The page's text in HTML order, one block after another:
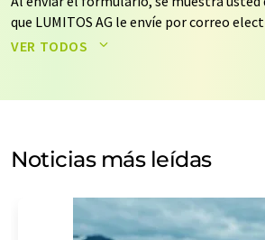
que LUMITOS AG le envíe por correo
boletín o boletines seleccionados
de nuestrapolítica de protección de
electrónico a efectos publicitarios o de
mercado y opinión. Puede revocar en
de indicar los motivos informando por
LUMITOS AG, Ernst-Augustin-Str. 2,
VER TODOS
Noticias más leídas